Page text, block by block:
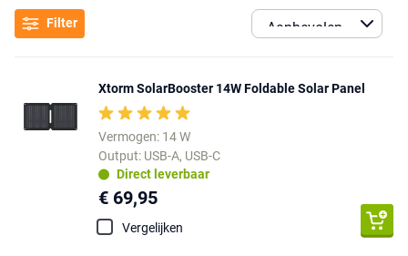
Filter
Xtorm SolarBooster 14W Foldable Solar Panel
Vermogen: 14 W
Output: USB-A, USB-C
Direct leverbaar
€ 69,95
Vergelijken